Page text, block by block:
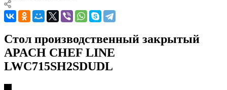
Стол производственный закрытый
APACH CHEF LINE
LWC715SH2SDUDL